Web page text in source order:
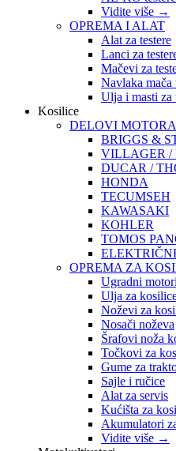
Vidite više →
OPREMA I ALAT
Alat za testere
Lanci za
Mačevi za
Navlaka mača
Ulja i masti za
Kosilice
DELOVI MOTORA
BRIGGS &
VILLAGER /
DUCAR /
HONDA
TECUMSEH
KAWASAKI
KOHLER
TOMOS
OPREMA ZA
Ugradni
Ulja za
Noževi za
Nosači noževa
Šrafovi noža
Točkovi za
Gume za
Sajle i ručice
Alat za servis
Kućišta za
Akumulatori
Vidite više →